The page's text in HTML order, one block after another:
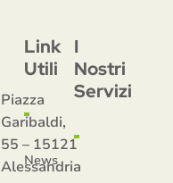
Piazza
Garibaldi,
55 – 15121
Alessandria
Link
Utili
News
I
Nostri
Servizi